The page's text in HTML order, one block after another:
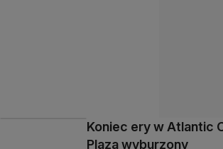
Koniec ery w Atlantic
Plaza wyburzony